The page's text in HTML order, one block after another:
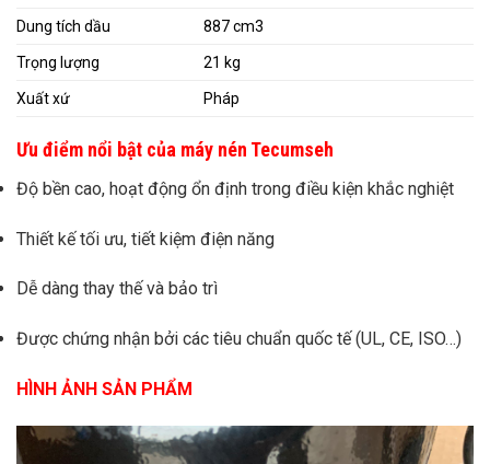
Dung tích dầu 887 cm3
Trọng lượng 21 kg
Xuất xứ Pháp
Ưu điểm nổi bật của máy nén Tecumseh
Độ bền cao, hoạt động ổn định trong điều kiện khắc nghiệt
Thiết kế tối ưu, tiết kiệm điện năng
Dễ dàng thay thế và bảo trì
Được chứng nhận bởi các tiêu chuẩn quốc tế (UL, CE, ISO…)
HÌNH ẢNH SẢN PHẨM